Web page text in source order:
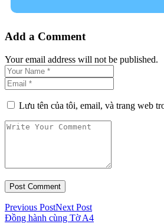
Add a Comment
Your email address will not be published.
Lưu tên của tôi, email, và trang web
Previous PostNext Post
Đồng hành cùng Tờ A4